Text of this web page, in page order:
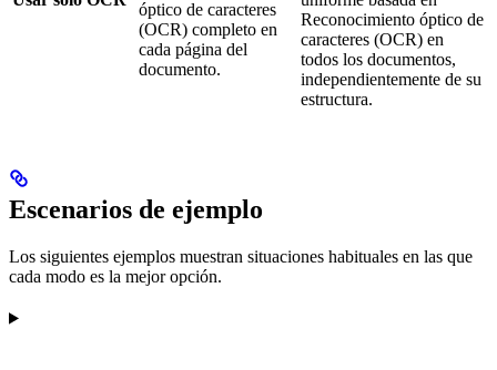
óptico de caracteres
(OCR) completo en
cada página del
documento.
Reconocimiento óptico de
caracteres (OCR) en
todos los documentos,
independientemente de su
estructura.
Escenarios de ejemplo
Los siguientes ejemplos muestran situaciones habituales en las que
cada modo es la mejor opción.